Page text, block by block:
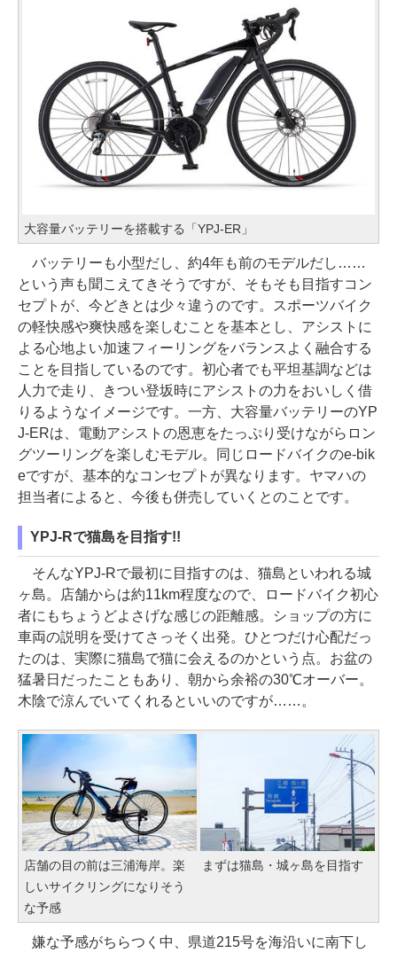
大容量バッテリーを搭載する「YPJ-ER」
バッテリーも小型だし、約4年も前のモデルだし……
という声も聞こえてきそうですが、そもそも目指すコン
セプトが、今どきとは少々違うのです。スポーツバイク
の軽快感や爽快感を楽しむことを基本とし、アシストに
よる心地よい加速フィーリングをバランスよく融合する
ことを目指しているのです。初心者でも平坦基調などは
人力で走り、きつい登坂時にアシストの力をおいしく借
りるようなイメージです。一方、大容量バッテリーのYP
J-ERは、電動アシストの恩恵をたっぷり受けながらロン
グツーリングを楽しむモデル。同じロードバイクのe-bik
eですが、基本的なコンセプトが異なります。ヤマハの
担当者によると、今後も併売していくとのことです。
YPJ-Rで猫島を目指す!!
そんなYPJ-Rで最初に目指すのは、猫島といわれる城
ヶ島。店舗からは約11km程度なので、ロードバイク初心
者にもちょうどよさげな感じの距離感。ショップの方に
車両の説明を受けてさっそく出発。ひとつだけ心配だっ
たのは、実際に猫島で猫に会えるのかという点。お盆の
猛暑日だったこともあり、朝から余裕の30℃オーバー。
木陰で涼んでいてくれるといいのですが……。
店舗の目の前は三浦海岸。楽
しいサイクリングになりそう
な予感
まずは猫島・城ヶ島を目指す
嫌な予感がちらつく中、県道215号を海沿いに南下し